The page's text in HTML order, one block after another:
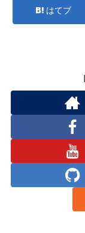
はてブ